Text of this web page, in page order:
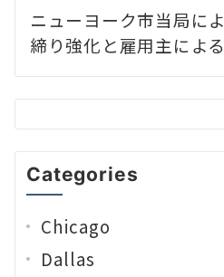
ニューヨーク市当局に
締り強化と雇用主によ
Categories
Chicago
Dallas